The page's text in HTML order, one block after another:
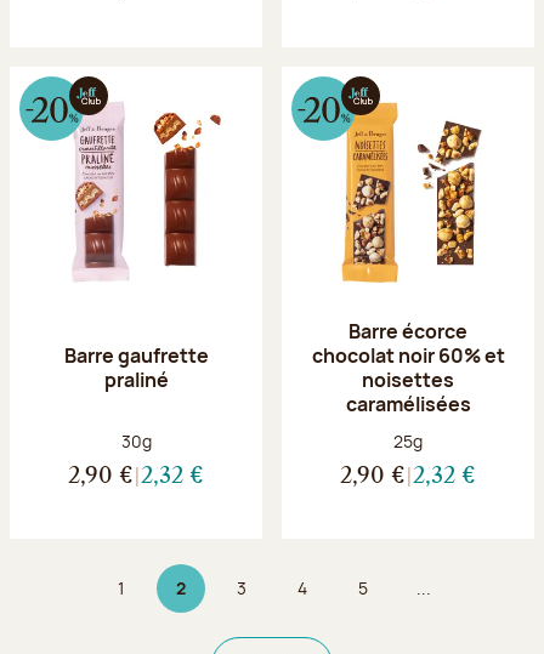
Barre gaufrette
praliné
Poids net :
30g
2,90 € 2,32 €
Barre écorce
chocolat noir 60% et
noisettes
caramélisées
Poids net :
25g
2,90 € 2,32 €
Page
1 2Page 2 sur 9
Page
3 Page
4 Page
5 ...